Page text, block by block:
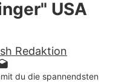
USA
Redaktion
du die spannendsten